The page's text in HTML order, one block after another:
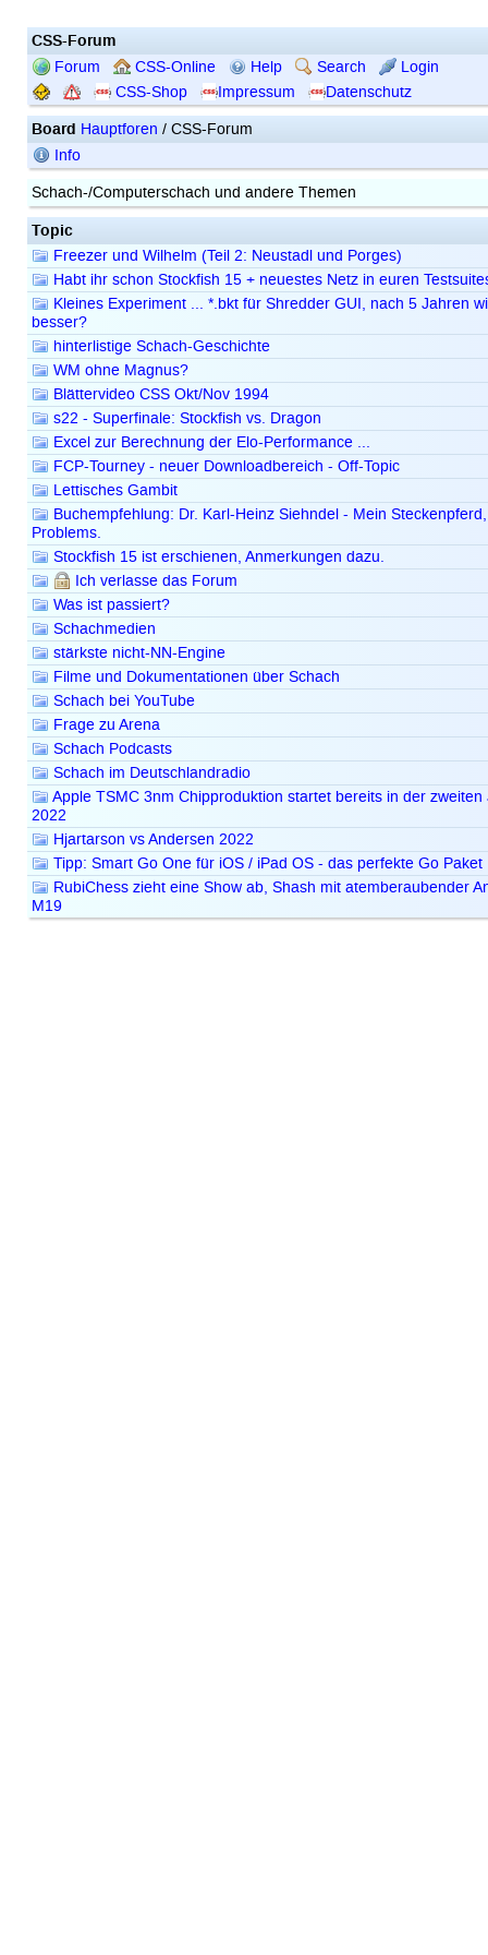
CSS-Forum
Forum CSS-Online Help Search
Login
CSS-Shop
Impressum Datenschutz
Board Hauptforen / CSS-Forum
Info
Schach-/Computerschach und andere Themen
Topic
Freezer und Wilhelm (Teil 2: Neustadl und Porges)
Habt ihr schon Stockfish 15 + neuestes Netz in euren
Kleines Experiment ... *.bkt für Shredder GUI, nach 5 Jahren
besser?
hinterlistige Schach-Geschichte
WM ohne Magnus?
Blättervideo CSS Okt/Nov 1994
s22 - Superfinale: Stockfish vs. Dragon
Excel zur Berechnung der Elo-Performance ...
FCP-Tourney - neuer Downloadbereich - Off-Topic
Lettisches Gambit
Buchempfehlung: Dr. Karl-Heinz Siehndel - Mein
Problems.
Stockfish 15 ist erschienen, Anmerkungen dazu.
Ich verlasse das Forum
Was ist passiert?
Schachmedien
stärkste nicht-NN-Engine
Filme und Dokumentationen über Schach
Schach bei YouTube
Frage zu Arena
Schach Podcasts
Schach im Deutschlandradio
Apple TSMC 3nm Chipproduktion startet bereits in der zweiten
2022
Hjartarson vs Andersen 2022
Tipp: Smart Go One für iOS / iPad OS - das perfekte Go Paket
RubiChess zieht eine Show ab, Shash mit atemberaubender
M19